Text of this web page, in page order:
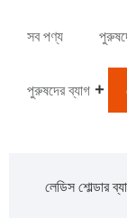
সব পণ্য
পুরুষদের ব্যাগ
লেডিস শোল্ডার